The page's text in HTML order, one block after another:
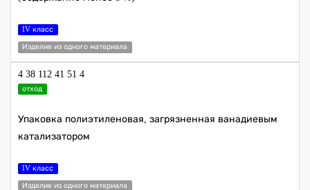
IV класс
Изделие из одного материала
4 38 112 41 51 4
отход
Упаковка полиэтиленовая, загрязненная ванадиевым
катализатором
IV класс
Изделие из одного материала